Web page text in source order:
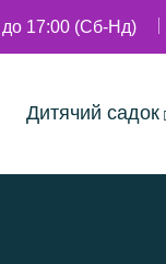
до 17:00 (Сб-Нд)
Дитячий садок